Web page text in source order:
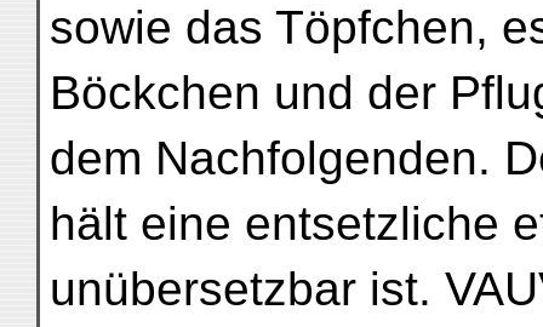
sowie das Töpfchen,
Böckchen und der
dem Nachfolgenden.
hält eine entsetzliche
unübersetzbar ist.